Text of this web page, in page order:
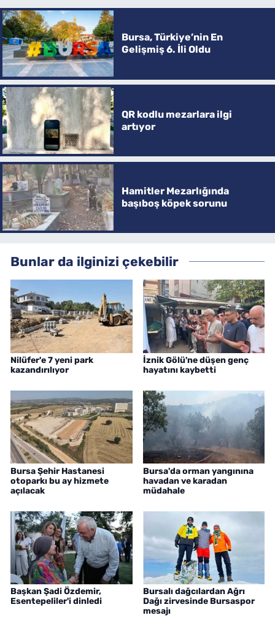
Bursa, Türkiye’nin En
Gelişmiş 6. İli Oldu
QR kodlu mezarlara ilgi
artıyor
Hamitler Mezarlığında
başıboş köpek sorunu
Bunlar da ilginizi çekebilir
Nilüfer'e 7 yeni park
kazandırılıyor
İznik Gölü'ne düşen genç
hayatını kaybetti
Bursa Şehir Hastanesi
otoparkı bu ay hizmete
açılacak
Bursa'da orman yangınına
havadan ve karadan
müdahale
Başkan Şadi Özdemir,
Esentepeliler'i dinledi
Bursalı dağcılardan Ağrı
Dağı zirvesinde Bursaspor
mesajı